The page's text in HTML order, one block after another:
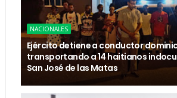
NACIONALES
Ejército detiene a conductor
transportando a 14 haitianos
San José de las Matas